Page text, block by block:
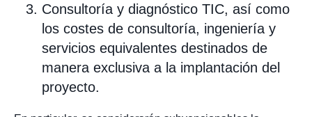
Consultoría y diagnóstico TIC, así como
los costes de consultoría, ingeniería y
servicios equivalentes destinados de
manera exclusiva a la implantación del
proyecto.